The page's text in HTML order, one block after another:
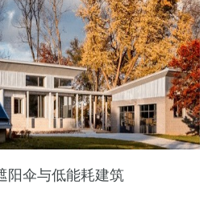
阳伞与低能耗建筑